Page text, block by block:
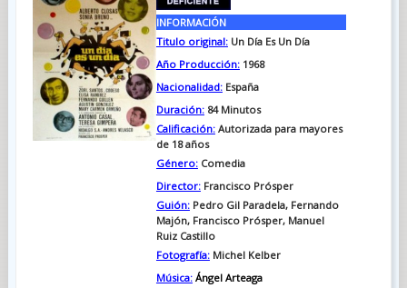
INFORMACIÓN
Titulo original:Un Día Es Un Día
Año Producción:1968
Nacionalidad:España
Duración:84 Minutos
Calificación:Autorizada para mayores
de 18 años
Género:Comedia
Director:Francisco Prósper
Guión:Pedro Gil Paradela, Fernando
Majón, Francisco Prósper, Manuel
Ruiz Castillo
Fotografía:Michel Kelber
Música:Ángel Arteaga